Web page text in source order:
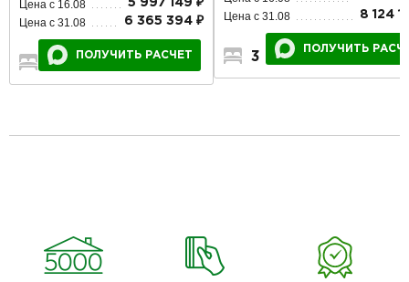
Цена с 16.08 5 997 149 ₽
Цена с 31.08 6 365 394 ₽
2 1 1
ПОЛУЧИТЬ РАСЧЕТ
Цена с 31.08 8 124
3 2 1
ПОЛУЧИТЬ